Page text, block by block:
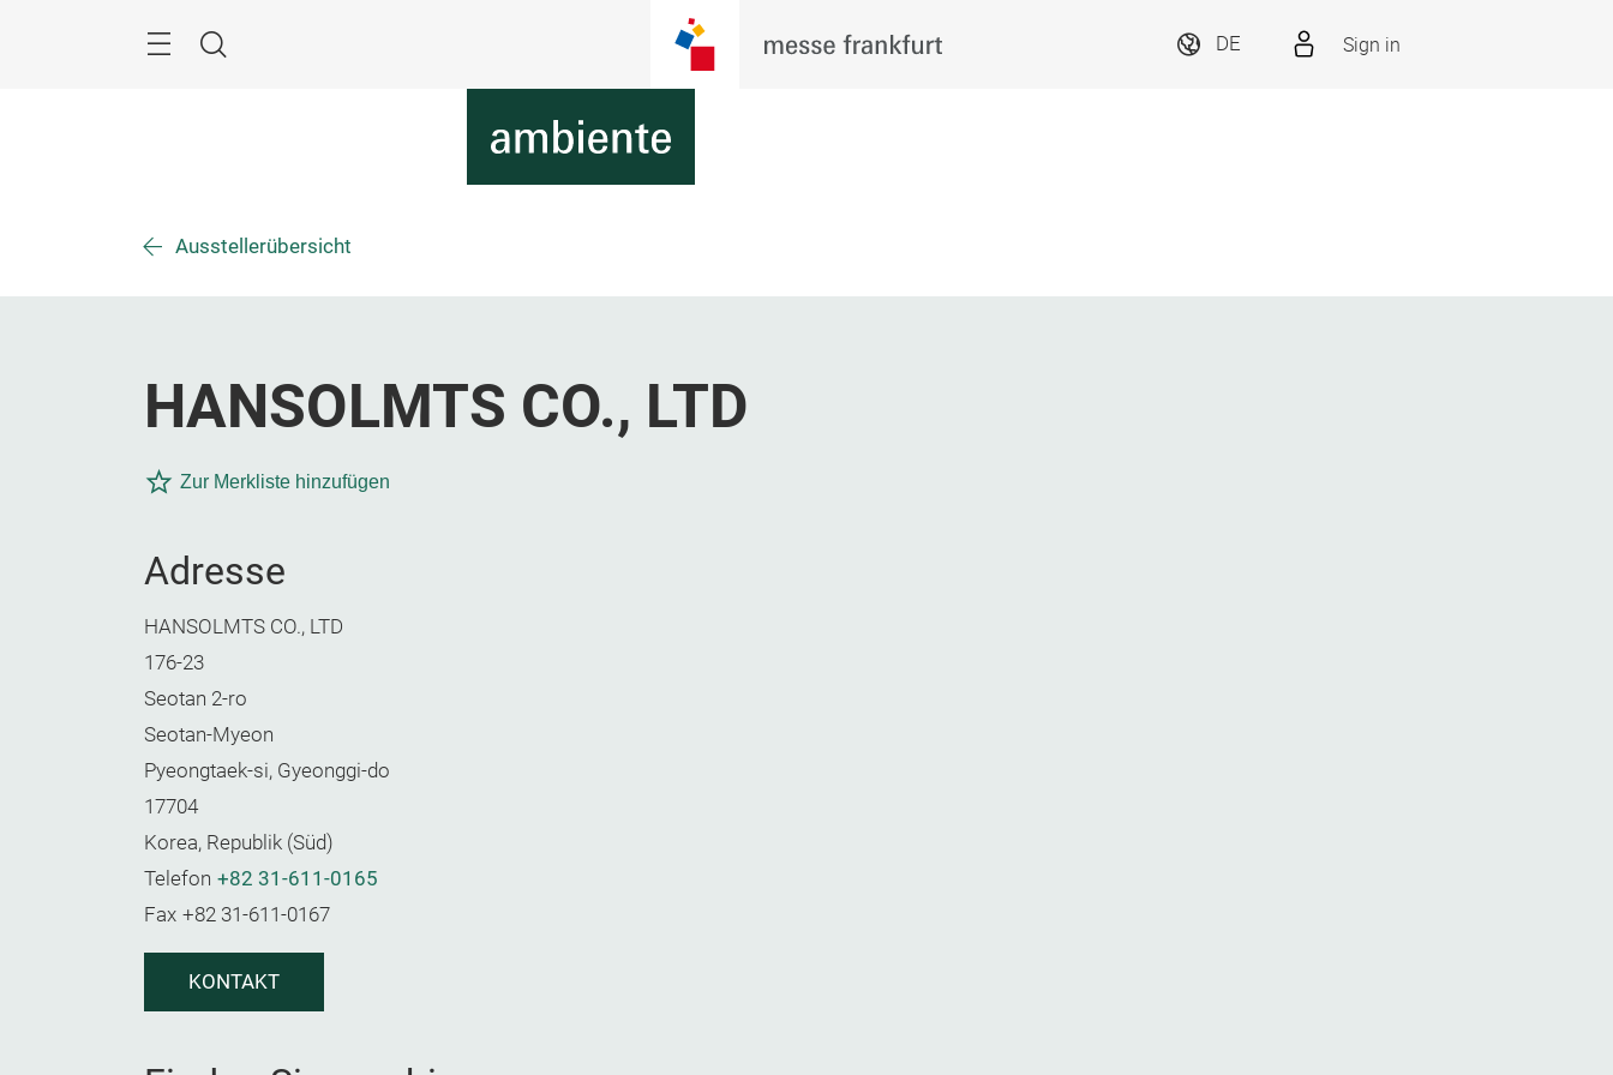
Suche
DE Sign in
Ausstellerübersicht
HANSOLMTS CO., LTD
Zur Merkliste hinzufügen
Adresse
HANSOLMTS CO., LTD
176-23
Seotan 2-ro
Seotan-Myeon
Pyeongtaek-si, Gyeonggi-do
17704
Korea, Republik (Süd)
Telefon +82 31-611-0165
Fax +82 31-611-0167
KONTAKT